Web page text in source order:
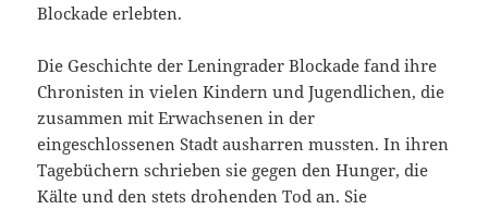
Blockade erlebten.
Die Geschichte der Leningrader Blockade fand ihre
Chronisten in vielen Kindern und Jugendlichen, die
zusammen mit Erwachsenen in der
eingeschlossenen Stadt ausharren mussten. In ihren
Tagebüchern schrieben sie gegen den Hunger, die
Kälte und den stets drohenden Tod an. Sie